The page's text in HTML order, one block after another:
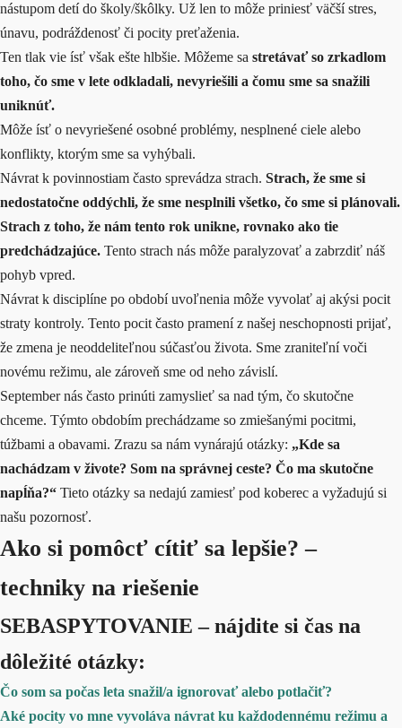
nástupom detí do školy/škôlky. Už len to môže priniesť väčší stres,
únavu, podráždenosť či pocity preťaženia.
Ten tlak vie ísť však ešte hlbšie. Môžeme sa stretávať so zrkadlom
toho, čo sme v lete odkladali, nevyriešili a čomu sme sa snažili
uniknúť.
Môže ísť o nevyriešené osobné problémy, nesplnené ciele alebo
konflikty, ktorým sme sa vyhýbali.
Návrat k povinnostiam často sprevádza strach. Strach, že sme si
nedostatočne oddýchli, že sme nesplnili všetko, čo sme si plánovali.
Strach z toho, že nám tento rok unikne, rovnako ako tie
predchádzajúce. Tento strach nás môže paralyzovať a zabrzdiť náš
pohyb vpred.
Návrat k disciplíne po období uvoľnenia môže vyvolať aj akýsi pocit
straty kontroly. Tento pocit často pramení z našej neschopnosti prijať,
že zmena je neoddeliteľnou súčasťou života. Sme zraniteľní voči
novému režimu, ale zároveň sme od neho závislí.
September nás často prinúti zamyslieť sa nad tým, čo skutočne
chceme. Týmto obdobím prechádzame so zmiešanými pocitmi,
túžbami a obavami. Zrazu sa nám vynárajú otázky: „Kde sa
nachádzam v živote? Som na správnej ceste? Čo ma skutočne
napĺňa?“ Tieto otázky sa nedajú zamiesť pod koberec a vyžadujú si
našu pozornosť.
Ako si pomôcť cítiť sa lepšie? –
techniky na riešenie
SEBASPYTOVANIE – nájdite si čas na
dôležité otázky:
Čo som sa počas leta snažil/a ignorovať alebo potlačiť?
Aké pocity vo mne vyvoláva návrat ku každodennému režimu a